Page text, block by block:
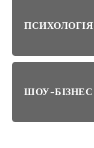
ПСИХОЛОГІЯ
ШОУ-БІЗНЕС